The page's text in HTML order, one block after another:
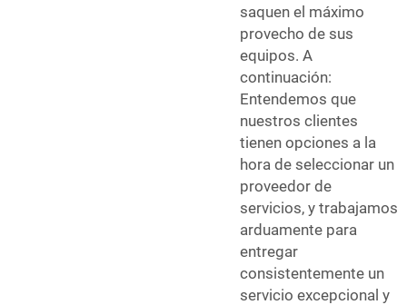
saquen el máximo
provecho de sus
equipos. A
continuación:
Entendemos que
nuestros clientes
tienen opciones a la
hora de seleccionar un
proveedor de
servicios, y trabajamos
arduamente para
entregar
consistentemente un
servicio excepcional y